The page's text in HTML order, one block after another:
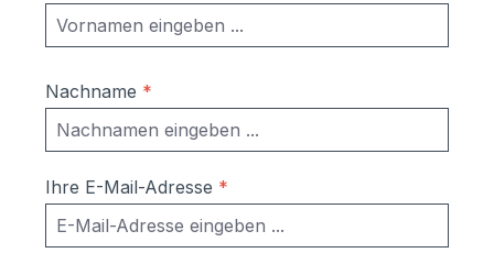
Nachname *
Ihre E-Mail-Adresse *